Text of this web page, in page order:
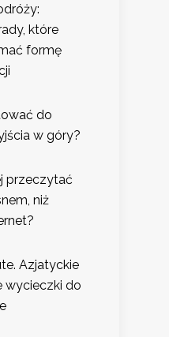
które
formę
do
w góry?
przeczytać
niż
Azjatyckie
wycieczki do